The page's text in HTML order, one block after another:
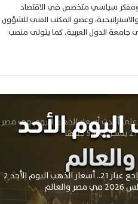
ومفكر سياسي متخصص في الاقتصاد
وعضو المكتب الفني للشؤون
جامعة الدول العربية. كما يتولى منصب
وسط ترقب الأسواق وتحركات
لحظي لأسعار الذهب في مصر اليوم
والعالم